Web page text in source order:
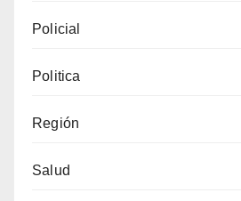
Policial
Politica
Región
Salud